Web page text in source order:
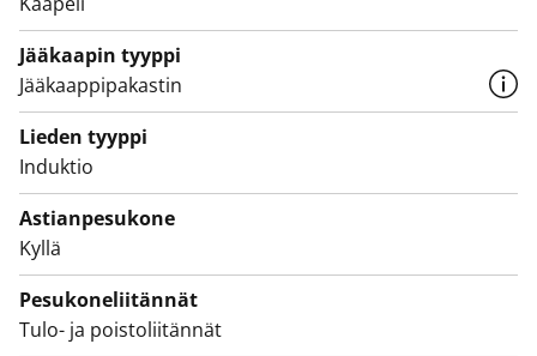
sopisiko tämä pikkukoti uudeksi elämäsi vuokrakodiksi!
Kohteessa ollaan piakkoin siirtymässä kulutuksen
mukaiseen laskutukseen veden osalta.
Jääkaapin tyyppi
Jääkaappipakastin
Lieden tyyppi
Induktio
Astianpesukone
Kyllä
Pesukoneliitännät
Tulo- ja poistoliitännät